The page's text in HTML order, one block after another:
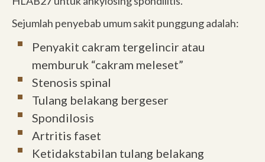
Sejumlah penyebab umum sakit punggung adalah:
Penyakit cakram tergelincir atau
memburuk “cakram meleset”
Stenosis spinal
Tulang belakang bergeser
Spondilosis
Artritis faset
Ketidakstabilan tulang belakang